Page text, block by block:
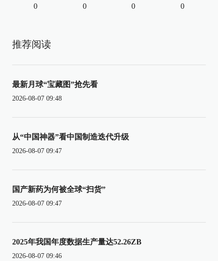
0 0 0 0
推荐阅读
最新月球“宝藏图”抢先看
2026-08-07 09:48
从“中国神器”看中国制造迭代升级
2026-08-07 09:47
国产新药为何被全球“扫货”
2026-08-07 09:47
2025年我国年度数据生产量达52.26ZB
2026-08-07 09:46